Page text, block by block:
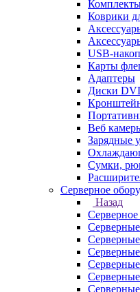
Коврики
USB-
Карты
Адаптеры
Диски
Веб
Зарядные
Сумки,
Серверное
Назад